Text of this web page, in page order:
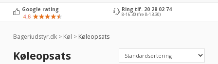
Google rating Ring tlf. 20 28 02 74
8-16.30 (fre 8-13.30)
Bageriudstyr.dk > Køl >Køleopsats
Køleopsats